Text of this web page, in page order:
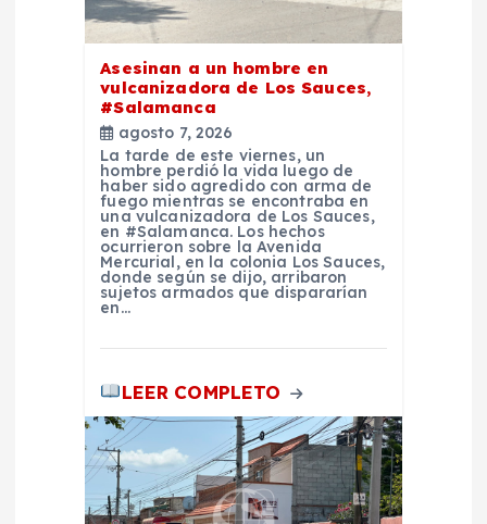
Asesinan a un hombre en
vulcanizadora de Los Sauces,
#Salamanca
agosto 7, 2026
La tarde de este viernes, un
hombre perdió la vida luego de
haber sido agredido con arma de
fuego mientras se encontraba en
una vulcanizadora de Los Sauces,
en #Salamanca. Los hechos
ocurrieron sobre la Avenida
Mercurial, en la colonia Los Sauces,
donde según se dijo, arribaron
sujetos armados que dispararían
en…
LEER COMPLETO